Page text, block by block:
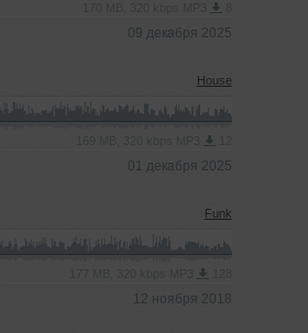
09 декабря 2025
House
01 декабря 2025
Funk
12 ноября 2018